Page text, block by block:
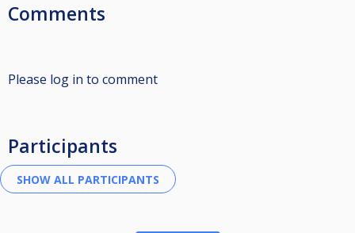
Comments
Please log in to comment
Participants